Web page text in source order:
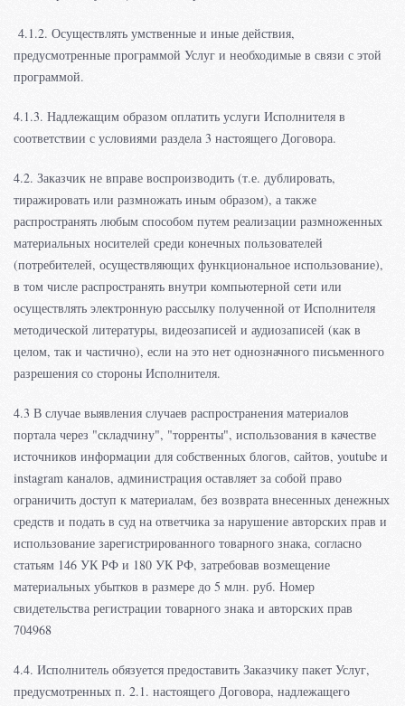
4.1.2. Осуществлять умственные и иные действия,
предусмотренные программой Услуг и необходимые в связи с этой
программой.
4.1.3. Надлежащим образом оплатить услуги Исполнителя в
соответствии с условиями раздела 3 настоящего Договора.
4.2. Заказчик не вправе воспроизводить (т.е. дублировать,
тиражировать или размножать иным образом), а также
распространять любым способом путем реализации размноженных
материальных носителей среди конечных пользователей
(потребителей, осуществляющих функциональное использование),
в том числе распространять внутри компьютерной сети или
осуществлять электронную рассылку полученной от Исполнителя
методической литературы, видеозаписей и аудиозаписей (как в
целом, так и частично), если на это нет однозначного письменного
разрешения со стороны Исполнителя.
4.3 В случае выявления случаев распространения материалов
портала через "складчину", "торренты", использования в качестве
источников информации для собственных блогов, сайтов, youtube и
instagram каналов, администрация оставляет за собой право
ограничить доступ к материалам, без возврата внесенных денежных
средств и подать в суд на ответчика за нарушение авторских прав и
использование зарегистрированного товарного знака, согласно
статьям 146 УК РФ и 180 УК РФ, затребовав возмещение
материальных убытков в размере до 5 млн. руб. Номер
свидетельства регистрации товарного знака и авторских прав
704968
4.4. Исполнитель обязуется предоставить Заказчику пакет Услуг,
предусмотренных п. 2.1. настоящего Договора, надлежащего